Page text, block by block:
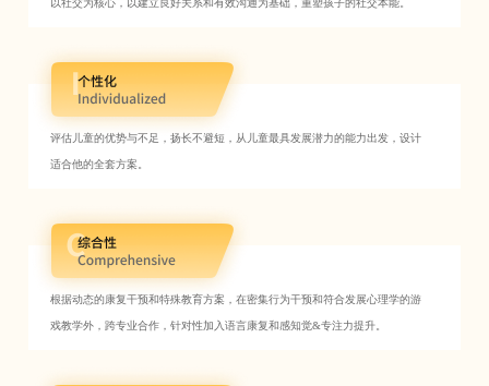
以社交为核心，以建立良好关系和有效沟通为基础，重塑孩子的社交本能。
评估儿童的优势与不足，扬长不避短，从儿童最具发展潜力的能力出发，设计
适合他的全套方案。
根据动态的康复干预和特殊教育方案，在密集行为干预和符合发展心理学的游
戏教学外，跨专业合作，针对性加入语言康复和感知觉&专注力提升。